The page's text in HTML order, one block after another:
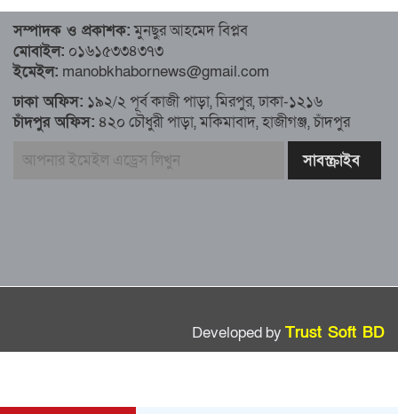
৮১ কোটি ডলার রেমিট্যান্স এলো মার্চের ৮ দিন
এখনও অপরিবর্তিত মাগুরার সেই শিশুটির
অবস্থা
দায়িত্বরত ট্রাফিক পুলিশকে মারধর, গ্রেপ্তার ১
ইউক্রেইন?
সম্পাদক ও প্রকাশক:মুনছুর আহমেদ বিপ্লব
মোবাইল: ০১৬১৫৩৩৪৩৭৩
ইমেইল: manobkhabornews@gmail.com
ঢাকা অফিস: ১৯২/২ পূর্ব কাজী পাড়া, মিরপুর, ঢাকা-১২১৬
চাঁদপুর অফিস: ৪২০ চৌধুরী পাড়া, মকিমাবাদ, হাজীগঞ্জ, চাঁদপুর
Developed by Trust Soft BD